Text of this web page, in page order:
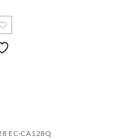
EC-CA128Q